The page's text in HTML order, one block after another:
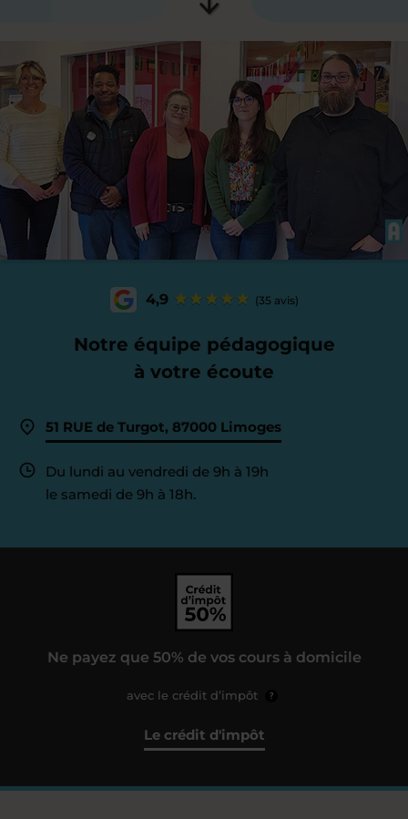
4,9 (35 avis)
Notre équipe pédagogique
à votre écoute
51 RUE de Turgot, 87000 Limoges
Du lundi au vendredi de 9h à 19h
le samedi de 9h à 18h.
Ne payez que 50% de vos cours à domicile
avec le crédit d’impôt ?
Le crédit d'impôt